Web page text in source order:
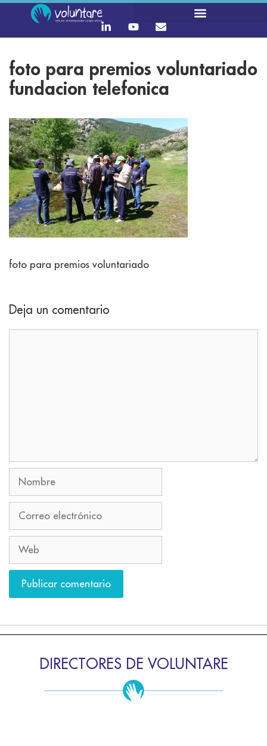
foto para premios voluntariado
fundacion telefonica
foto para premios voluntariado
Deja un comentario
DIRECTORES DE VOLUNTARE